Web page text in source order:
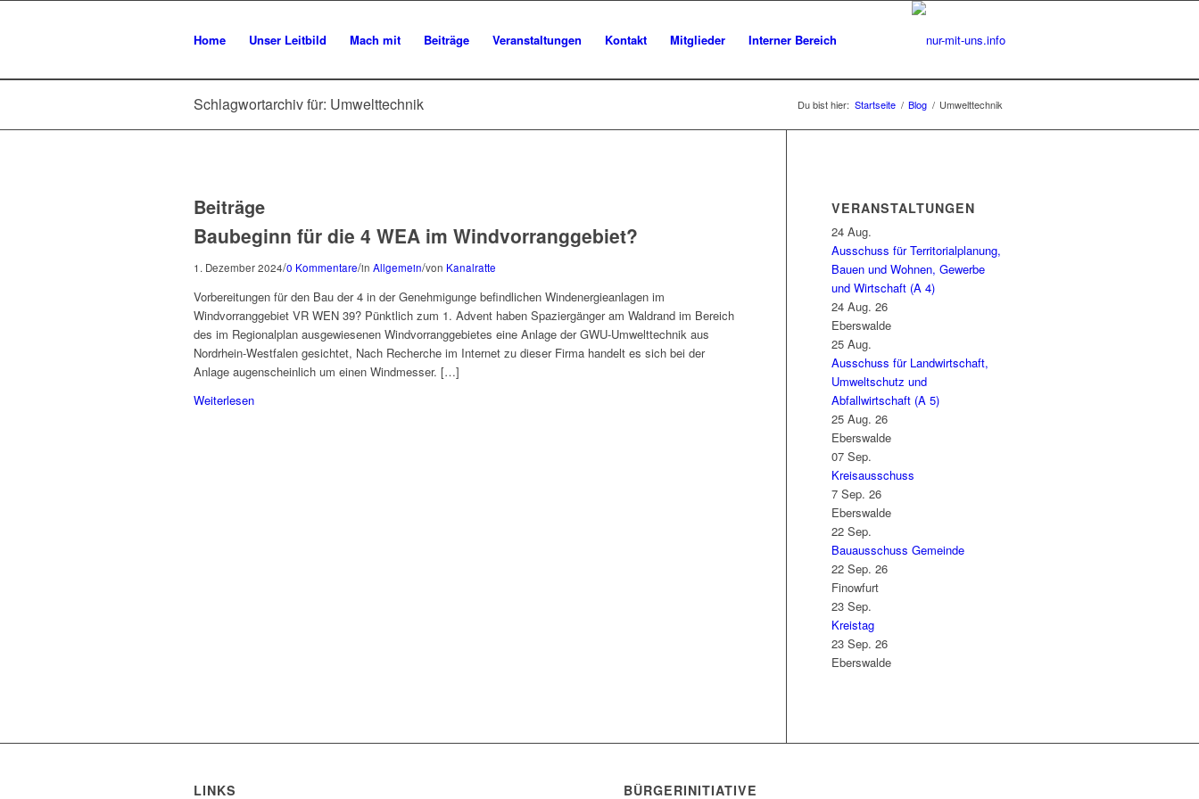
Home Unser Leitbild Mach mit Beiträge Veranstaltungen Kontakt Mitglieder Interner Bereich
Schlagwortarchiv für: Umwelttechnik Du bist hier: Startseite / Blog / Umwelttechnik
Beiträge
Baubeginn für die 4 WEA im Windvorranggebiet?
1. Dezember 2024/0 Kommentare/in Allgemein/von Kanalratte
Vorbereitungen für den Bau der 4 in der Genehmigunge befindlichen Windenergieanlagen im
Windvorranggebiet VR WEN 39? Pünktlich zum 1. Advent haben Spaziergänger am Waldrand im Bereich
des im Regionalplan ausgewiesenen Windvorranggebietes eine Anlage der GWU-Umwelttechnik aus
Nordrhein-Westfalen gesichtet, Nach Recherche im Internet zu dieser Firma handelt es sich bei der
Anlage augenscheinlich um einen Windmesser. […]
Weiterlesen
VERANSTALTUNGEN
24 Aug.
Ausschuss für Territorialplanung,
Bauen und Wohnen, Gewerbe
und Wirtschaft (A 4)
24 Aug. 26
Eberswalde
25 Aug.
Ausschuss für Landwirtschaft,
Umweltschutz und
Abfallwirtschaft (A 5)
25 Aug. 26
Eberswalde
07 Sep.
Kreisausschuss
7 Sep. 26
Eberswalde
22 Sep.
Bauausschuss Gemeinde
22 Sep. 26
Finowfurt
23 Sep.
Kreistag
23 Sep. 26
Eberswalde
LINKS BÜRGERINITIATIVE